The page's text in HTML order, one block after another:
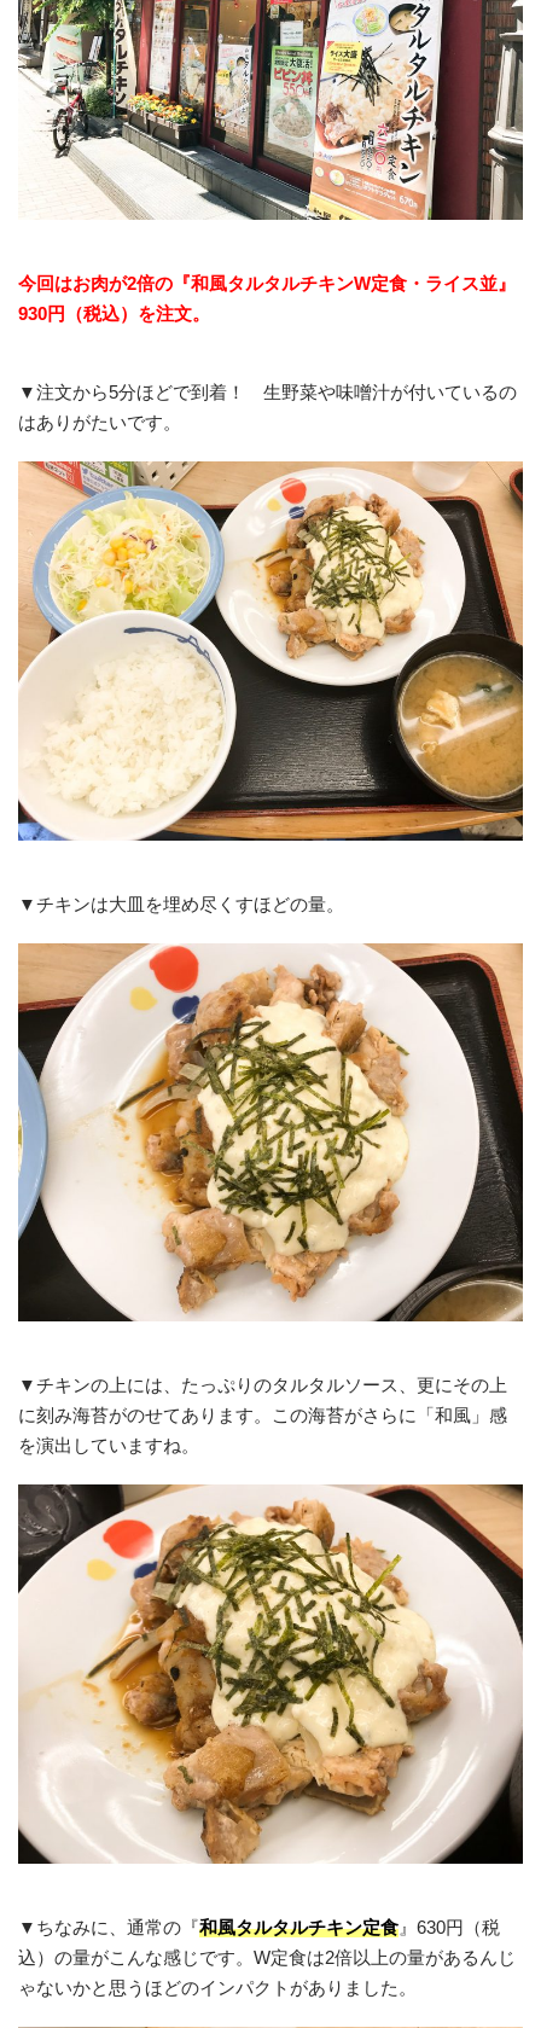
今回はお肉が2倍の『和風タルタルチキンW定食・ライス並』
930円（税込）を注文。
▼注文から5分ほどで到着！ 生野菜や味噌汁が付いているの
はありがたいです。
▼チキンは大皿を埋め尽くすほどの量。
▼チキンの上には、たっぷりのタルタルソース、更にその上
に刻み海苔がのせてあります。この海苔がさらに「和風」感
を演出していますね。
▼ちなみに、通常の『和風タルタルチキン定食 』630円（税
込）の量がこんな感じです。W定食は2倍以上の量があるんじ
ゃないかと思うほどのインパクトがありました。